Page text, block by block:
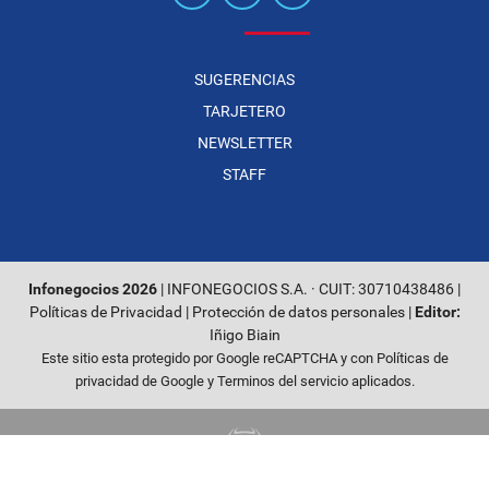
SUGERENCIAS
TARJETERO
NEWSLETTER
STAFF
Infonegocios 2026 | INFONEGOCIOS S.A. · CUIT: 30710438486 |
Políticas de Privacidad | Protección de datos personales| Editor:
Iñigo Biain
Este sitio esta protegido por Google reCAPTCHA y con Políticas de
privacidad de Googley Terminos del servicioaplicados.